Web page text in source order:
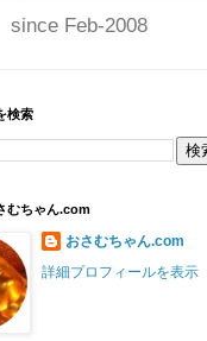
since Feb-2008
検索
むちゃん.com
おさむちゃん.com
詳細プロフィールを表示